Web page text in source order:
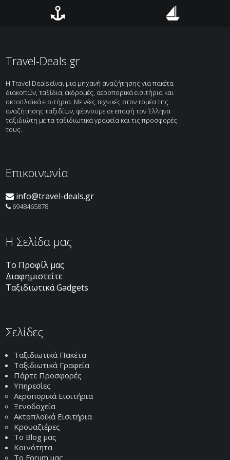
ΔΩΡΟ η κρουαζιέρα στα κανάλια!!!
Περιλαμβάνονται: • Αεροπορικά εισιτήρια […]
Travel-Deals.gr
H Travel Deals είναι μια μηχανή αναζήτησης για πακέτα
διακοπών, ταξίδια, εκδρομές, αεροπορικά εισιτήρια και
ακτοπλοϊκά εισιτήρια. Με νέες τεχνικές στον τομέα της
αναζήτησης ταξιδίων, φέρνουμε σε επαφή τον Έλληνα
ταξιδιώτη με τα ταξιδιωτικά γραφεία και τις προσφορές
τους.
Επικοινωνία
info@travel-deals.gr
6948465878
H Σελίδα μας
Το Προφίλ μας
Διαφημιστείτε
Ταξιδιωτικά Gadgets
Σελίδες
Ταξιδιωτικά Πακέτα
Ταξιδιωτικά Γραφεία
Πάρτε Προσφορές
Υπηρεσίες
Αεροπορικά Εισιτήρια
Ξενοδοχεία
Ακτοπλοϊκά Εισιτήρια
Κρουαζιέρες
Το Blog μας
Κοινότητα
Το Forum μας